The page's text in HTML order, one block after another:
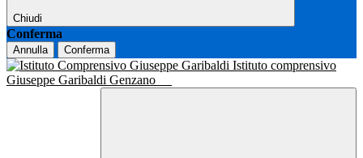
Chiudi
Conferma
Annulla Conferma
Istituto comprensivo
Giuseppe Garibaldi Genzano